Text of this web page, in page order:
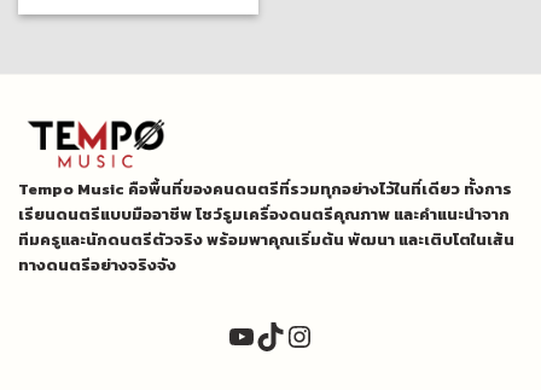
Tempo Music คือพื้นที่ของคนดนตรีที่รวมทุกอย่างไว้ในที่เดียว ทั้งการ
เรียนดนตรีแบบมืออาชีพ โชว์รูมเครื่องดนตรีคุณภาพ และคำแนะนำจาก
ทีมครูและนักดนตรีตัวจริง พร้อมพาคุณเริ่มต้น พัฒนา และเติบโตในเส้น
ทางดนตรีอย่างจริงจัง
YouTube
TikTok
Instagram